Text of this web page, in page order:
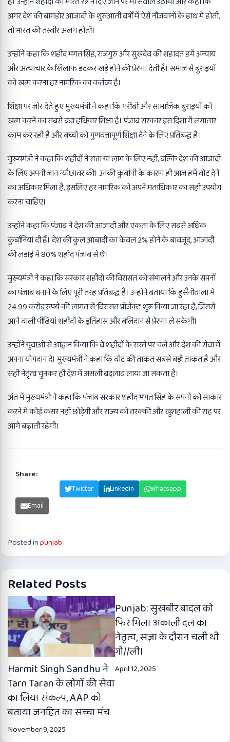
अगर देश की बागडोर आजादी के शुरुआती वर्षों में ऐसे नौजवानों के हाथ में होती,
तो भारत की तस्वीर अलग होती।
उन्होंने कहा कि शहीद भगत सिंह, राजगुरु और सुखदेव की शहादत हमें अन्याय
और अत्याचार के खिलाफ डटकर खड़े होने की प्रेरणा देती है। समाज से बुराइयों
को खत्म करना हर नागरिक का कर्तव्य है।
शिक्षा पर जोर देते हुए मुख्यमंत्री ने कहा कि गरीबी और सामाजिक बुराइयों को
खत्म करने का सबसे बड़ा हथियार शिक्षा है। पंजाब सरकार इस दिशा में लगातार
काम कर रही है और बच्चों को गुणवत्तापूर्ण शिक्षा देने के लिए प्रतिबद्ध है।
मुख्यमंत्री ने कहा कि शहीदों ने सत्ता या लाभ के लिए नहीं, बल्कि देश की आजादी
के लिए अपनी जान न्यौछावर की। उनकी कुर्बानी के कारण ही आज हमें वोट देने
का अधिकार मिला है, इसलिए हर नागरिक को अपने मताधिकार का सही उपयोग
करना चाहिए।
उन्होंने कहा कि पंजाब ने देश की आजादी और एकता के लिए सबसे अधिक
कुर्बानियां दी हैं। देश की कुल आबादी का केवल 2% होने के बावजूद, आजादी
की लड़ाई में 80% शहीद पंजाब से थे।
मुख्यमंत्री ने कहा कि सरकार शहीदों की विरासत को संभालने और उनके सपनों
का पंजाब बनाने के लिए पूरी तरह प्रतिबद्ध है। उन्होंने बताया कि हुसैनीवाला में
24.99 करोड़ रुपये की लागत से ‘विरासत प्रोजेक्ट’ शुरू किया जा रहा है, जिससे
आने वाली पीढ़ियां शहीदों के इतिहास और बलिदान से प्रेरणा ले सकेंगी।
उन्होंने युवाओं से आह्वान किया कि वे शहीदों के रास्ते पर चलें और देश की सेवा में
अपना योगदान दें। मुख्यमंत्री ने कहा कि वोट की ताकत सबसे बड़ी ताकत है और
सही नेतृत्व चुनकर ही देश में असली बदलाव लाया जा सकता है।
अंत में मुख्यमंत्री ने कहा कि पंजाब सरकार शहीद भगत सिंह के सपनों को साकार
करने में कोई कसर नहीं छोड़ेगी और राज्य को तरक्की और खुशहाली की राह पर
आगे बढ़ाती रहेगी।
Share:
Twitter Linkedin
Whatsapp
Email
Posted inpunjab
Related Posts
Harmit Singh Sandhu ने
Tarn Taran के लोगों की सेवा
का लिया संकल्प, AAP को
बताया जनहित का सच्चा मंच
November 9, 2025
Punjab: सुखबीर बादल को
फिर मिला अकाली दल का
नेतृत्व, सज़ा के दौरान चली थी
गो//ली।
April 12, 2025